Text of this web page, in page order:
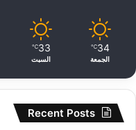
34
℃
الجمعة
33
℃
السبت
Recent Posts